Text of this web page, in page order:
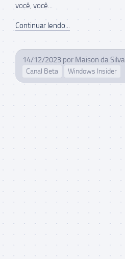
você, você...
Continuar lendo...
14/12/2023 por Maison da Silva
Canal Beta Windows Insider